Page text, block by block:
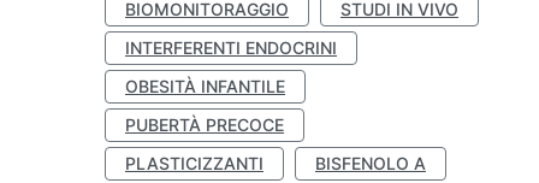
BIOMONITORAGGIO
STUDI IN VIVO
INTERFERENTI ENDOCRINI
OBESITÀ INFANTILE
PUBERTÀ PRECOCE
PLASTICIZZANTI
BISFENOLO A